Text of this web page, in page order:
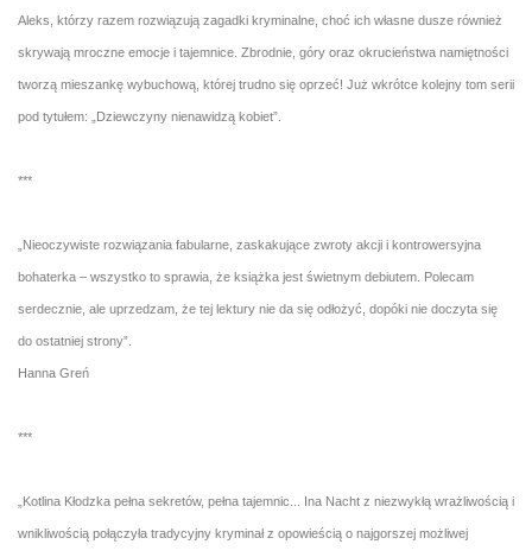
Aleks, którzy razem rozwiązują zagadki kryminalne, choć ich własne dusze również
skrywają mroczne emocje i tajemnice. Zbrodnie, góry oraz okrucieństwa namiętności
tworzą mieszankę wybuchową, której trudno się oprzeć! Już wkrótce kolejny tom serii
pod tytułem: „Dziewczyny nienawidzą kobiet”.
***
„Nieoczywiste rozwiązania fabularne, zaskakujące zwroty akcji i kontrowersyjna
bohaterka – wszystko to sprawia, że książka jest świetnym debiutem. Polecam
serdecznie, ale uprzedzam, że tej lektury nie da się odłożyć, dopóki nie doczyta się
do ostatniej strony”.
Hanna Greń
***
„Kotlina Kłodzka pełna sekretów, pełna tajemnic... Ina Nacht z niezwykłą wrażliwością i
wnikliwością połączyła tradycyjny kryminał z opowieścią o najgorszej możliwej